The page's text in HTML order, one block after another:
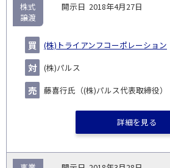
2018年4月27日
(株)トライアンフコーポレーション
(株)パルス
藤喜行氏（(株)パルス代表取締役）
株式
譲渡
詳細を見る